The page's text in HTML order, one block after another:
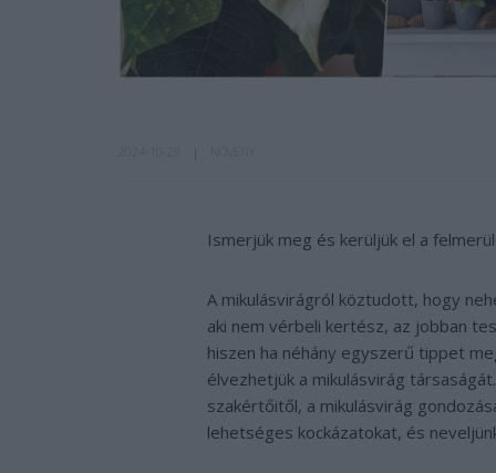
Ismerjük meg és kerüljük el a
A mikulásvirágról köztudott, hogy
aki nem vérbeli kertész, az jobban
hiszen ha néhány egyszerű tippet
élvezhetjük a mikulásvirág
szakértőitől, a mikulásvirág
lehetséges kockázatokat, és